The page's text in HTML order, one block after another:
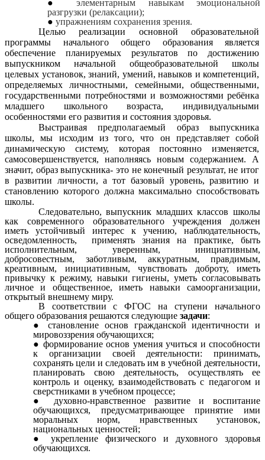
элементарным навыкам эмоциональной
разгрузки (релаксации);
упражнениям сохранения зрения.
Целью реализации основной образовательной
программы начального общего образования является
обеспечение планируемых результатов по достижению
выпускником начальной общеобразовательной школы
целевых установок, знаний, умений, навыков и компетенций,
определяемых личностными, семейными, общественными,
государственными потребностями и возможностями ребёнка
младшего школьного возраста, индивидуальными
особенностями его развития и состояния здоровья.
Выстраивая предполагаемый образ выпускника
школы, мы исходим из того, что он представляет собой
динамическую систему, которая постоянно изменяется,
самосовершенствуется, наполняясь новым содержанием. А
значит, образ выпускника- это не конечный результат, не итог
в развитии личности, а тот базовый уровень, развитию и
становлению которого должна максимально способствовать
школы.
Следовательно, выпускник младших классов школы
как современного образовательного учреждения должен
иметь устойчивый интерес к учению, наблюдательность,
осведомленность, применять знания на практике, быть
исполнительным, уверенным, инициативным,
добросовестным, заботливым, аккуратным, правдимым,
креативным, инициативным, чувствовать доброту, иметь
привычку к режиму, навыки гигиены, уметь согласовывать
личное и общественное, иметь навыки самоорганизации,
открытый внешнему миру.
В соответствии с ФГОС на ступени начального
общего образования решаются следующие задачи:
становление основ гражданской идентичности и
мировоззрения обучающихся;
формирование основ умения учиться и способности
к организации своей деятельности: принимать,
сохранять цели и следовать им в учебной деятельности,
планировать свою деятельность, осуществлять ее
контроль и оценку, взаимодействовать с педагогом и
сверстниками в учебном процессе;
духовно-нравственное развитие и воспитание
обучающихся, предусматривающее принятие ими
моральных норм, нравственных установок,
национальных ценностей;
укрепление физического и духовного здоровья
обучающихся.